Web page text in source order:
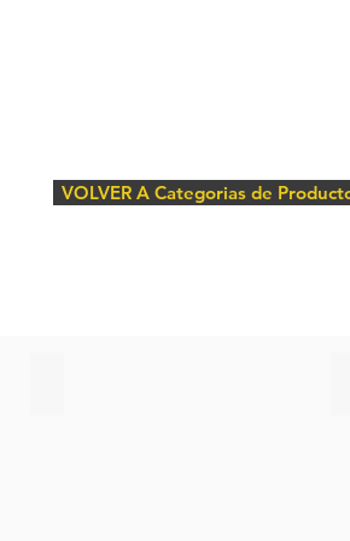
VOLVER A Categorias de